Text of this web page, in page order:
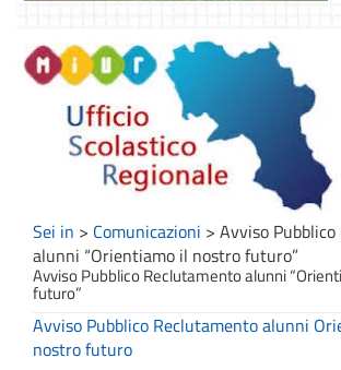
Sei in > Comunicazioni > Avviso
alunni “Orientiamo il nostro futuro”
Avviso Pubblico Reclutamento alunni
futuro”
Avviso Pubblico Reclutamento alunni
nostro futuro